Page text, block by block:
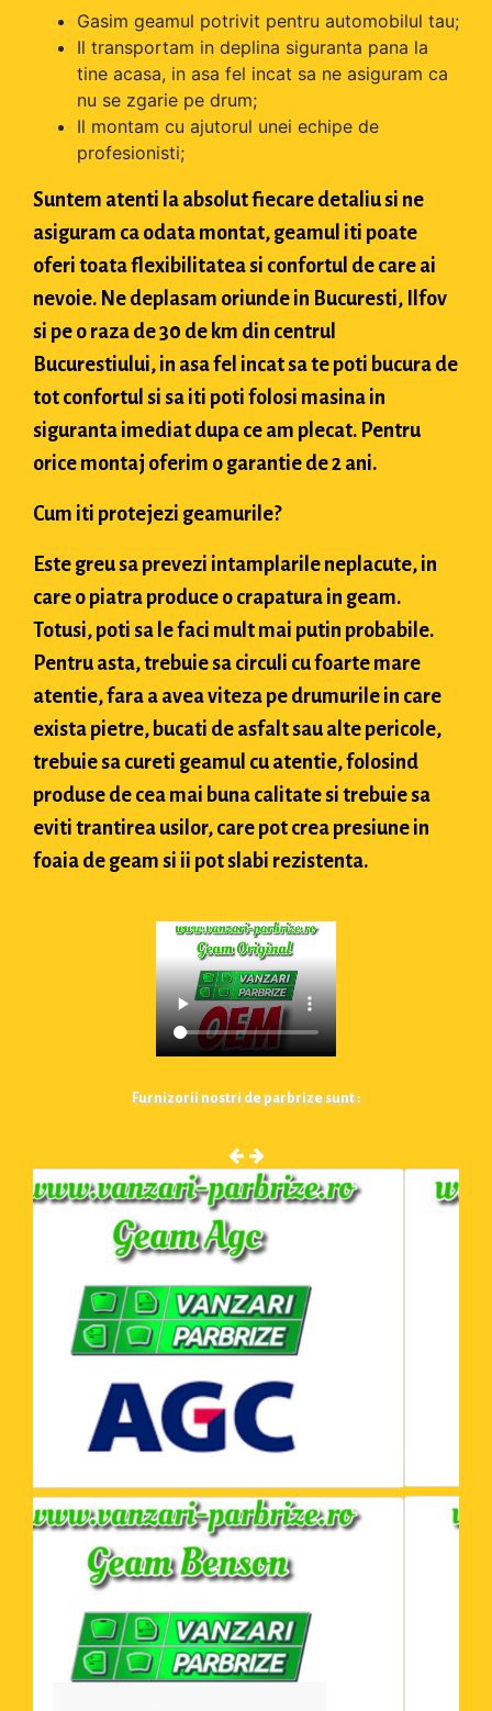
Gasim geamul potrivit pentru automobilul tau;
Il transportam in deplina siguranta pana la
tine acasa, in asa fel incat sa ne asiguram ca
nu se zgarie pe drum;
Il montam cu ajutorul unei echipe de
profesionisti;
Suntem atenti la absolut fiecare detaliu si ne
asiguram ca odata montat, geamul iti poate
oferi toata flexibilitatea si confortul de care ai
nevoie. Ne deplasam oriunde in Bucuresti, Ilfov
si pe o raza de 30 de km din centrul
Bucurestiului, in asa fel incat sa te poti bucura de
tot confortul si sa iti poti folosi masina in
siguranta imediat dupa ce am plecat. Pentru
orice montaj oferim o garantie de 2 ani.
Cum iti protejezi geamurile?
Este greu sa prevezi intamplarile neplacute, in
care o piatra produce o crapatura in geam.
Totusi, poti sa le faci mult mai putin probabile.
Pentru asta, trebuie sa circuli cu foarte mare
atentie, fara a avea viteza pe drumurile in care
exista pietre, bucati de asfalt sau alte pericole,
trebuie sa cureti geamul cu atentie, folosind
produse de cea mai buna calitate si trebuie sa
eviti trantirea usilor, care pot crea presiune in
foaia de geam si ii pot slabi rezistenta.
Furnizorii nostri de parbrize sunt :